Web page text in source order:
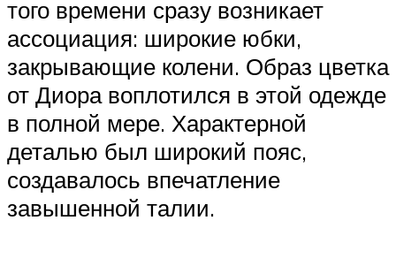
того времени сразу возникает
ассоциация: широкие юбки,
закрывающие колени. Образ цветка
от Диора воплотился в этой одежде
в полной мере. Характерной
деталью был широкий пояс,
создавалось впечатление
завышенной талии.